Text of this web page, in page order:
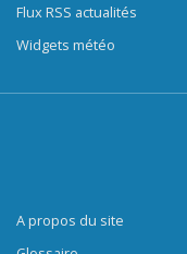
Flux RSS actualités
Widgets météo
A propos du site